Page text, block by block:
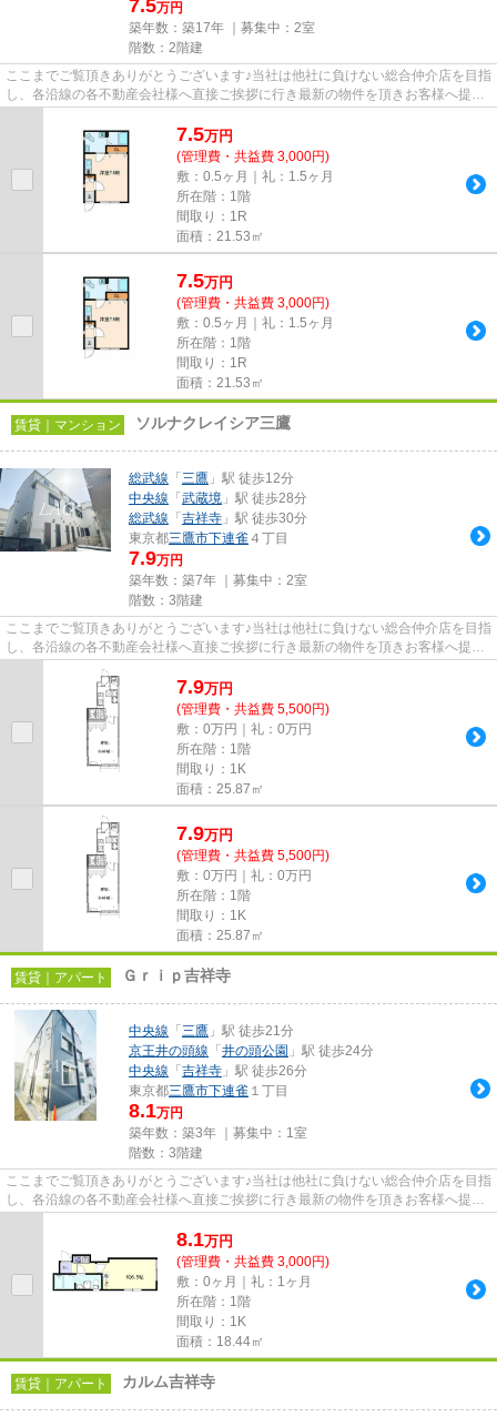
7.5万円
築年数：築17年 ｜募集中： 2室
階数：2階建
ここまでご覧頂きありがとうございます♪当社は他社に負けない総合仲介店を目指
し、各沿線の各不動産会社様へ直接ご挨拶に行き最新の物件を頂きお客様へ提供
7.5万円
(管理費・共益費 3,000円)
敷：0.5ヶ月｜礼：1.5ヶ月
所在階：1階
間取り：1R
面積：21.53㎡
7.5万円
(管理費・共益費 3,000円)
敷：0.5ヶ月｜礼：1.5ヶ月
所在階：1階
間取り：1R
面積：21.53㎡
賃貸｜マンション ソルナクレイシア三鷹
総武線 「 三鷹 」駅 徒歩12分
中央線 「 武蔵境 」駅 徒歩28分
総武線 「 吉祥寺 」駅 徒歩30分
東京都三鷹市下連雀 ４丁目
7.9万円
築年数：築7年 ｜募集中： 2室
階数：3階建
ここまでご覧頂きありがとうございます♪当社は他社に負けない総合仲介店を目指
し、各沿線の各不動産会社様へ直接ご挨拶に行き最新の物件を頂きお客様へ提供
しております！最新の情報は...
7.9万円
(管理費・共益費 5,500円)
敷：0万円｜礼：0万円
所在階：1階
間取り：1K
面積：25.87㎡
7.9万円
(管理費・共益費 5,500円)
敷：0万円｜礼：0万円
所在階：1階
間取り：1K
面積：25.87㎡
賃貸｜アパート Ｇｒｉｐ吉祥寺
中央線 「 三鷹 」駅 徒歩21分
京王井の頭線 「 井の頭公園 」駅 徒歩24分
中央線 「 吉祥寺 」駅 徒歩26分
東京都三鷹市下連雀 １丁目
8.1万円
築年数：築3年 ｜募集中： 1室
階数：3階建
ここまでご覧頂きありがとうございます♪当社は他社に負けない総合仲介店を目指
し、各沿線の各不動産会社様へ直接ご挨拶に行き最新の物件を頂きお客様へ提供
8.1万円
(管理費・共益費 3,000円)
敷：0ヶ月｜礼：1ヶ月
所在階：1階
間取り：1K
面積：18.44㎡
賃貸｜アパート カルム吉祥寺